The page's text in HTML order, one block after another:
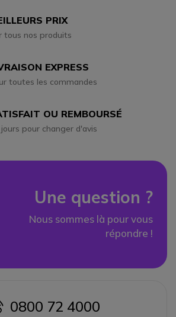
PRIX
tous nos produits
EXPRESS
toutes les commandes
OU REMBOURSÉ
pour changer d'avis
Une question ?
Nous sommes là pour vous
répondre !
icon
0800 72 4000